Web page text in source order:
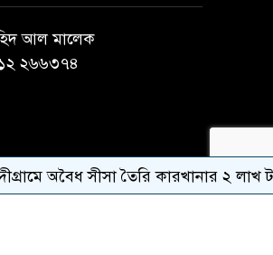
আল মালেক
২৬৬৩৭৪
Developer Contact
সীসা তৈরি কারখানার ২ লাখ টাকা